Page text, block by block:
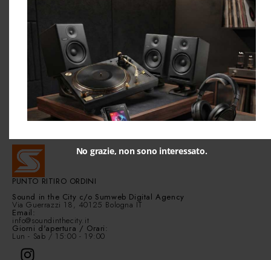
PUNTO RITIRO ORDINI
Sound in the City c/o Sumweb Digital Agency
Via Guerrazzi 18, 40125 Bologna IT
Email:
info@soundinthecity.it
Giorni d'apertura / Orari:
Lun - Sab / 15:00 - 19:00
Gift Card Sound in the City
Sound in the city su ebay
Ebay Store
No grazie, non sono interessato.